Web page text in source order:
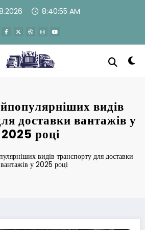
8:40:56 AM
видів
доставки вантажів у
2025 році
видів транспорту для доставки
вантажів у 2025 році